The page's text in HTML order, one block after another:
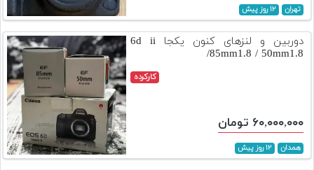
تهران ۱۲ روز پیش
دوربین و لنزهای کنون یکجا 6d ii
/85mm1.8 / 50mm1.8
کارکرده
۶۰,۰۰۰,۰۰۰ تومان
همدان ۱۲ روز پیش